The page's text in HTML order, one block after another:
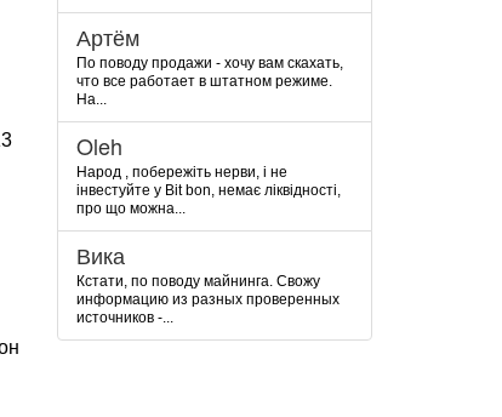
Артём
По поводу продажи - хочу вам скахать,
что все работает в штатном режиме.
На...
Oleh
Народ , побережіть нерви, і не
інвестуйте у Bit bon, немає ліквідності,
про що можна...
Вика
Кстати, по поводу майнинга. Свожу
информацию из разных проверенных
источников -...